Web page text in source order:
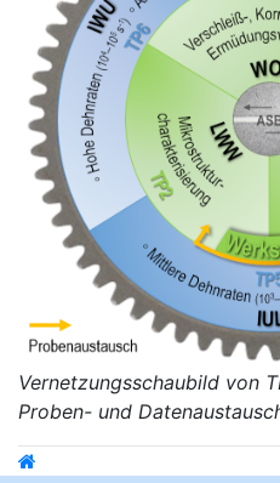
Vernetzungsschaubild von
Proben- und